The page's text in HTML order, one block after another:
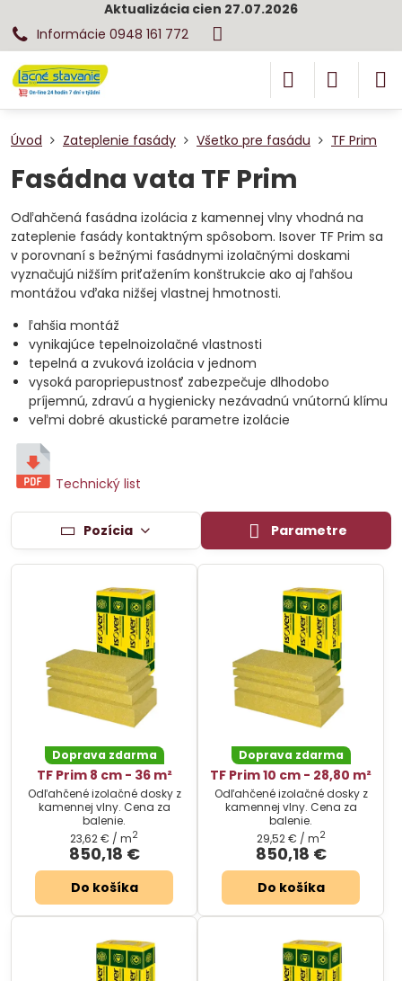
Aktualizácia cien 27.07.2026
Informácie 0948 161 772
Úvod Zateplenie fasády Všetko pre fasádu TF Prim
Fasádna vata TF Prim
Odľahčená fasádna izolácia z kamennej vlny vhodná na
zateplenie fasády kontaktným spôsobom. Isover TF Prim sa
v porovnaní s bežnými fasádnymi izolačnými doskami
vyznačujú nižším priťažením konštrukcie ako aj ľahšou
montážou vďaka nižšej vlastnej hmotnosti.
ľahšia montáž
vynikajúce tepelnoizolačné vlastnosti
tepelná a zvuková izolácia v jednom
vysoká paropriepustnosť zabezpečuje dlhodobo
príjemnú, zdravú a hygienicky nezávadnú vnútornú klímu
veľmi dobré akustické parametre izolácie
Technický list
Pozícia Parametre
Doprava zdarma
TF Prim 8 cm - 36 m²
Odľahčené izolačné dosky z
kamennej vlny. Cena za
balenie.
850,18 €
23,62 € / m2
Do košíka
Doprava zdarma
TF Prim 10 cm - 28,80 m²
Odľahčené izolačné dosky z
kamennej vlny. Cena za
balenie.
850,18 €
29,52 € / m2
Do košíka